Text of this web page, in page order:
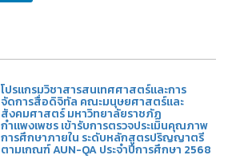
โปรแกรมวิชาสารสนเทศศาสตร์และการ
จัดการสื่อดิจิทัล คณะมนุษยศาสตร์และ
สังคมศาสตร์ มหาวิทยาลัยราชภัฏ
กำแพงเพชร เข้ารับการตรวจประเมินคุณภาพ
การศึกษาภายใน ระดับหลักสูตรปริญญาตรี
ตามเกณฑ์ AUN-QA ประจำปีการศึกษา 2568